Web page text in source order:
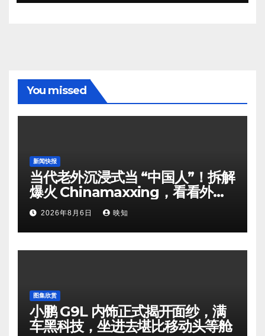
You missed
新闻快报
当代老外沉浸式当 “中国人”！拆解
爆火 Chinamaxxing，看看外国
网友日常都在模仿哪些中式习惯
2026年8月6日 映知
图集欣赏
小鹏 G9L 内饰正式揭开面纱，满
车黑科技，坐进去堪比移动头等舱